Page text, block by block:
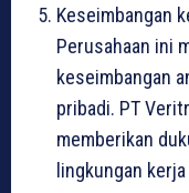
Keseimbangan
Perusahaan ini
keseimbangan
pribadi. PT
memberikan
lingkungan